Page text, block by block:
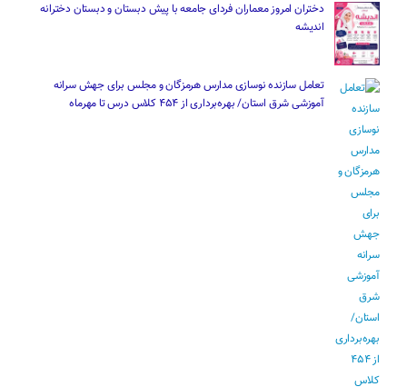
دختران امروز معماران فردای جامعه با پیش دبستان و دبستان دخترانه
اندیشه
تعامل سازنده نوسازی مدارس هرمزگان و مجلس برای جهش سرانه
آموزشی شرق استان/ بهره‌برداری از ۴۵۴ کلاس درس تا مهرماه